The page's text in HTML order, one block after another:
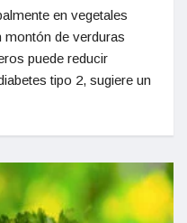
en vegetales
montón de verduras
puede reducir
tipo 2, sugiere un